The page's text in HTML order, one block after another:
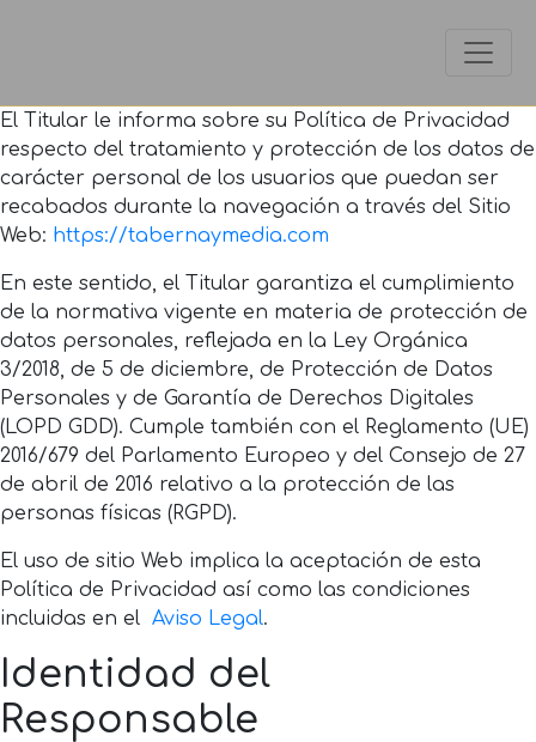
El Titular le informa sobre su Política de Privacidad
respecto del tratamiento y protección de los datos de
carácter personal de los usuarios que puedan ser
recabados durante la navegación a través del Sitio
Web: https://tabernaymedia.com
En este sentido, el Titular garantiza el cumplimiento
de la normativa vigente en materia de protección de
datos personales, reflejada en la Ley Orgánica
3/2018, de 5 de diciembre, de Protección de Datos
Personales y de Garantía de Derechos Digitales
(LOPD GDD). Cumple también con el Reglamento (UE)
2016/679 del Parlamento Europeo y del Consejo de 27
de abril de 2016 relativo a la protección de las
personas físicas (RGPD).
El uso de sitio Web implica la aceptación de esta
Política de Privacidad así como las condiciones
incluidas en el Aviso Legal.
Identidad del
Responsable